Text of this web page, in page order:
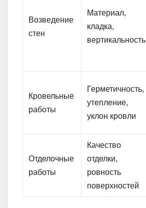
Возведение
стен
Материал,
кладка,
вертикальность
Кровельные
работы
Герметичность,
утепление,
уклон кровли
Отделочные
работы
Качество
отделки,
ровность
поверхностей